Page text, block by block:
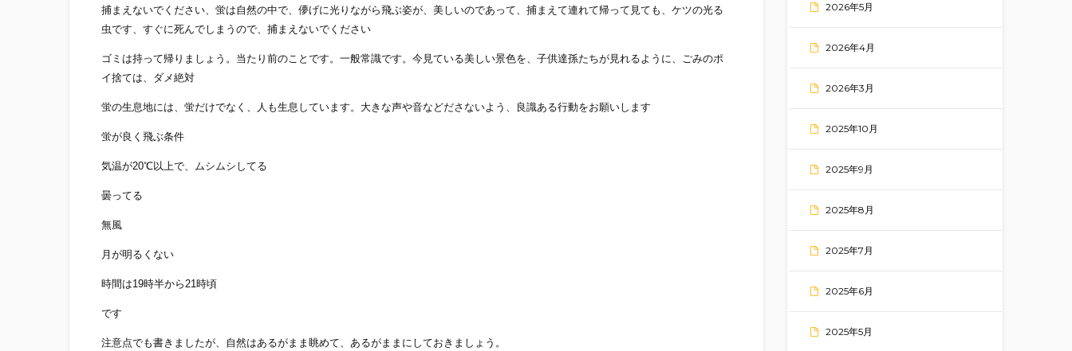
捕まえないでください、蛍は自然の中で、儚げに光りながら飛ぶ姿が、美しいのであって、捕まえて連れて帰って見ても、ケツの光る
虫です、すぐに死んでしまうので、捕まえないでください
ゴミは持って帰りましょう。当たり前のことです。一般常識です。今見ている美しい景色を、子供達孫たちが見れるように、ごみのポ
イ捨ては、ダメ絶対
蛍の生息地には、蛍だけでなく、人も生息しています。大きな声や音などださないよう、良識ある行動をお願いします
蛍が良く飛ぶ条件
気温が20℃以上で、ムシムシしてる
曇ってる
無風
月が明るくない
時間は19時半から21時頃
です
注意点でも書きましたが、自然はあるがまま眺めて、あるがままにしておきましょう。
2026年5月
2026年4月
2026年3月
2025年10月
2025年9月
2025年8月
2025年7月
2025年6月
2025年5月